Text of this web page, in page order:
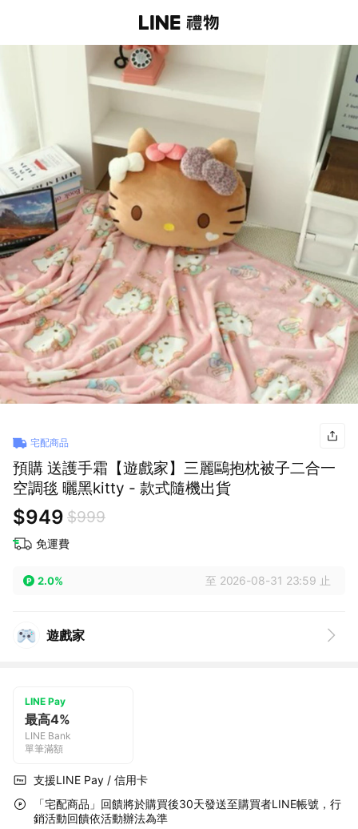
宅配商品
預購 送護手霜【遊戲家】三麗鷗抱枕被子二合一
空調毯 曬黑kitty - 款式隨機出貨
$949 $999
免運費
2.0% 至 2026-08-31 23:59 止
遊戲家
LINE Pay
最高4%
LINE Bank
單筆滿額
支援LINE Pay / 信用卡
「宅配商品」回饋將於購買後30天發送至購買者LINE帳號，行
銷活動回饋依活動辦法為準